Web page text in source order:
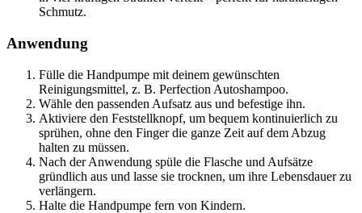
Schmutz.
Anwendung
Fülle die Handpumpe mit deinem gewünschten
Reinigungsmittel, z. B. Perfection Autoshampoo.
Wähle den passenden Aufsatz aus und befestige ihn.
Aktiviere den Feststellknopf, um bequem kontinuierlich zu
sprühen, ohne den Finger die ganze Zeit auf dem Abzug
halten zu müssen.
Nach der Anwendung spüle die Flasche und Aufsätze
gründlich aus und lasse sie trocknen, um ihre Lebensdauer zu
verlängern.
Halte die Handpumpe fern von Kindern.